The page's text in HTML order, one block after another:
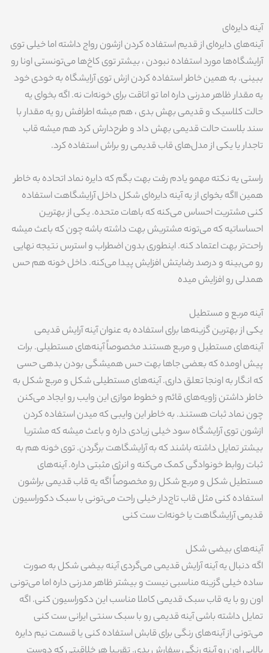
آینه دایره‌ای
آینه‌های دایره‌ای از قدیم استفاده کردن ازشون رواج داشته اما خیلی توی
آرایشگاه‌ها مورد استفاده نبودن ، بیشتر توی کاخ‌ها می‌تونستی اونا رو
ببینی. به همین خاطر استفاده کردن ازش توی آرایشگاه به خودی خود
یه مقدار ظاهر مدرنی داره اما تو اتاقت برای خونه‌ات نه. اگه بخوای یه
حالت کلاسیک و قدیمی بهش بدی ، هم میشه اطرافش رو یه مقدار با
سند بلاست حالت قدیمی بهش داد و طرح‌دارش کرد هم میشه قاب
تاجدار یا یکی از مدل‌های قاب قدیمی رو براش استفاده کرد.
راستی یه نکته مهمو یادم رفت بهت بگم که دایره نماد اتحاده به خاطر
همین ااگه بخوای از یه آینه دایره‌ای شکل داخل آرایشگاهت استفاده
کنی مشتریت احساس می‌کنه که باهات متحده. یکی از بهترین
احساساتیه که می‌تونه مشتریش بهت داشته باشه چون که باعث میشه
راحت‌تر بهت اعتماد کنه. اینطوری بدون اضطراب و استرس نتیجه نهایی
رو می‌بینه و درصد رضایتش افزایش پیدا می‌کنه. داخل خونه هم حس
همدلی رو افزایش میده
آینه مربع و مستطیل
یکی از بهترین گزینه‌ها برای استفاده به عنوان آینه آرایش قدیمی
آینه‌های مستطیل و مربع هستند مخصوصاً آینه‌های مستطیلی. برات
پیش اومده که بعضی جاها بهت حس همیشگی بودن بدهی حسی
که انگار به اونجا تعلق داری. آینه‌های مستطیلی شکل و مربع شکل به
خاطر داشتن زاویه‌های قائم و خطوط موازی این وایب رو ایجاد می‌کنن
چون نماد ثبات هستند. به خاطر این وایبی که میدن استفاده کردن
ازشون توی آرایشگاه سود خیلی زیادی داره و باعث میشه که مشتریا
بیشتر تمایل داشته باشند که به آرایشگاهت برگردن. توی خونه هم به
ثبات روابط خونوادگی کمک می‌کنه و انرژی مثبتی داره. آینه‌های
مستطیل شکل و مربع شکل رو مخصوصاً اگه یه قاب قدیمی براشون
استفاده کنی مثل قاب تاج‌دار خیلی راحت می‌تونی با سبک دکوراسیون
قدیمی آرایشگاهت یا خونه‌ات ست کنی
آینه‌های بیضی شکل
اگه دنبال یه آینه آرایش قدیمی می‌گردی آینه بیضی شکل به صورت
ساده خیلی گزینه مناسبی نیست و بیشتر ظاهر مدرنی داره اما می‌تونی
اون رو با یه قاب سبک قدیمی کاملا مناسب این دکوراسیون کنی. اگه
تمایل داشته باشی آینه قدیمی رو با سبک سنتی ایرانی ست کنی
می‌تونی از آینه‌های رنگی برای قابش استفاده کنی یا قسمت نیم دایره